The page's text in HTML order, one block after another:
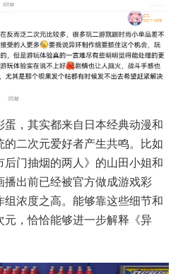
，其实都来自日本经典动漫和
二次元爱好者产生共鸣。比如
门抽烟的两人》的山田小姐和
出前已经被官方做成游戏彩
浓度之高。能够靠这些细节和
，恰恰能够进一步解释《异